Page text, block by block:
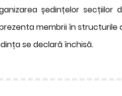
ședințelor secțiilor
membrii în structurile
se declară închisă.